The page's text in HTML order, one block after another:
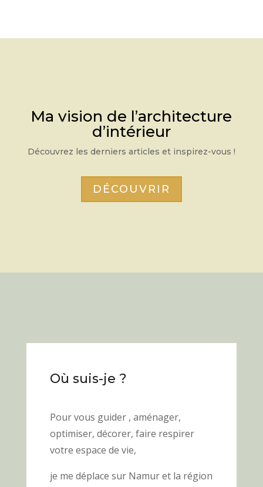
Ma vision de l’architecture
d’intérieur
Découvrez les derniers articles et inspirez-vous !
DÉCOUVRIR
Où suis-je ?
Pour vous guider , aménager,
optimiser, décorer, faire respirer
votre espace de vie,
je me déplace sur Namur et la région